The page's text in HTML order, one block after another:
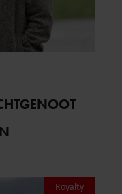
Royalty